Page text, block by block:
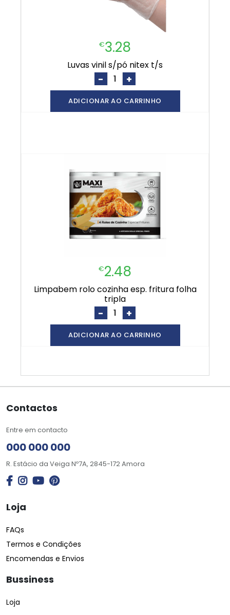
€3.28
luvas vinil s/pó nitex t/s
- +
ADICIONAR AO CARRINHO
€2.48
limpabem rolo cozinha esp. fritura folha
tripla
- +
ADICIONAR AO CARRINHO
Contactos
Entre em contacto
000 000 000
R. Estácio da Veiga Nº7A, 2845-172 Amora
Loja
FAQs
Termos e Condições
Encomendas e Envios
Bussiness
Loja